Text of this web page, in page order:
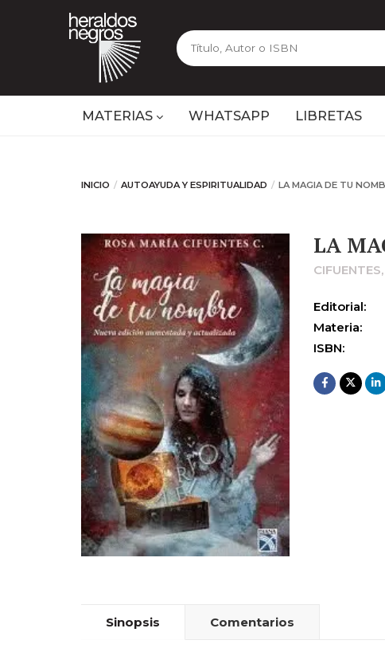
MATERIAS WHATSAPP LIBRETAS
INICIO AUTOAYUDA Y ESPIRITUALIDAD LA MAGIA DE TU
LA
Editorial:
Materia:
ISBN:
Sinopsis Comentarios